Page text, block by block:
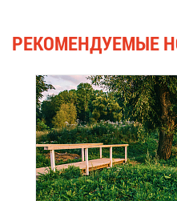
РЕ­КО­МЕН­ДУ­Е­МЫЕ